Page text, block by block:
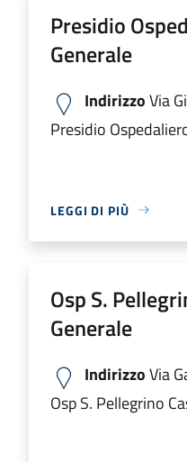
Presidio
Generale
IndirizzoVia
Presidio
LEGGI DI PIÙ
Osp S.
Generale
IndirizzoVia
Osp S. Pellegrino